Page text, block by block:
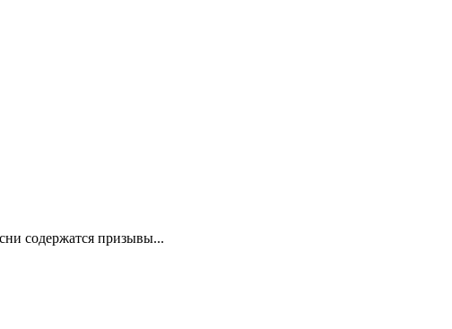
содержатся призывы...